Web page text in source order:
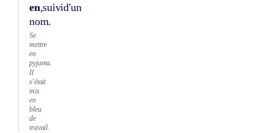
en,suivid'un
nom.
Se
mettre
en
pyjama.
Il
s'était
mis
en
bleu
de
travail.